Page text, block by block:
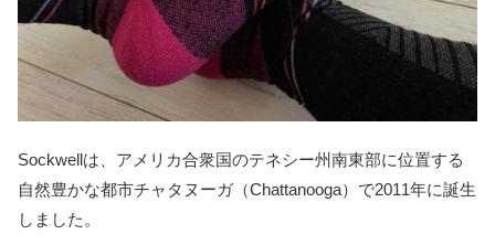
Sockwellは、アメリカ合衆国のテネシー州南東部に位置する
自然豊かな都市チャタヌーガ（Chattanooga）で2011年に誕生
しました。